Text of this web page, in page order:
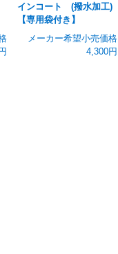
インコート (撥水加工)
【専用袋付き】
メーカー希望小売価格
4,300円